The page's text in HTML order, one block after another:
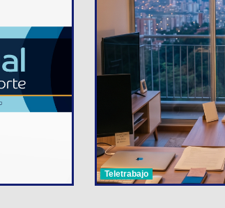
Teletrabajo